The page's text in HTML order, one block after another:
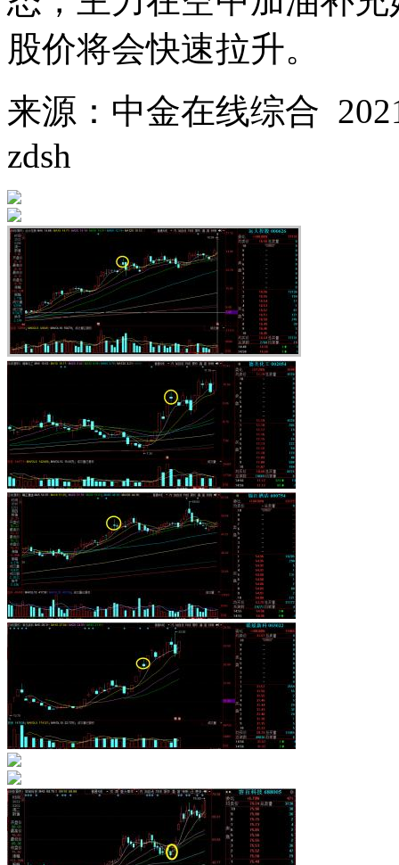
股价将会快速拉升。
来源：中金在线综合
zdsh